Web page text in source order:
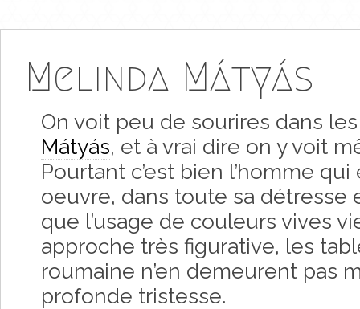
Melinda Mátyás
On voit peu de sourires dans
Mátyás, et à vrai dire on y voit
Pourtant c’est bien l’homme
oeuvre, dans toute sa détresse
que l’usage de couleurs vives
approche très figurative, les
roumaine n’en demeurent pas
profonde tristesse.